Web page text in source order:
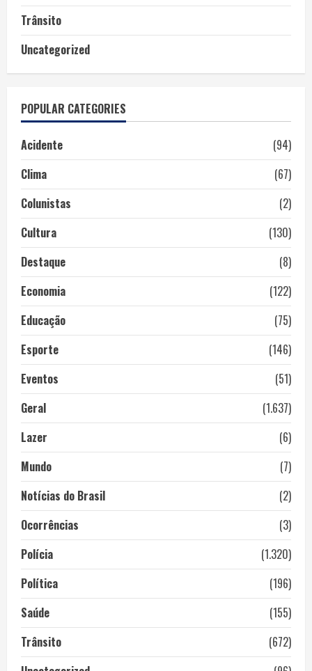
Trânsito
Uncategorized
POPULAR CATEGORIES
Acidente
(94)
Clima
(67)
Colunistas
(2)
Cultura
(130)
Destaque
(8)
Economia
(122)
Educação
(75)
Esporte
(146)
Eventos
(51)
Geral
(1.637)
Lazer
(6)
Mundo
(7)
Notícias do Brasil
(2)
Ocorrências
(3)
Polícia
(1.320)
Política
(196)
Saúde
(155)
Trânsito
(672)